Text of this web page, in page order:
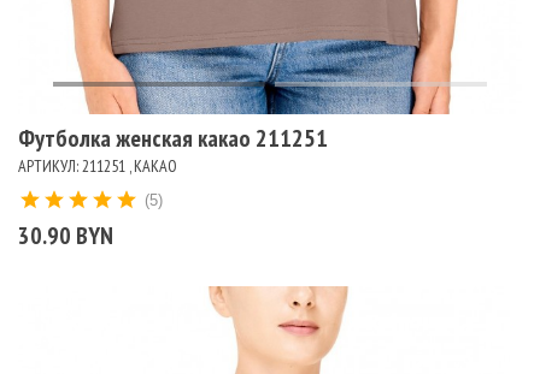
Футболка женская какао 211251
АРТИКУЛ: 211251 , КАКАО
30.90 BYN
(5)